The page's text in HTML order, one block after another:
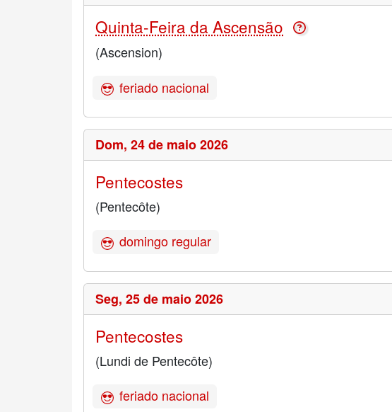
Quinta-Feira da Ascensão
(Ascension)
feriado nacional
Dom, 24 de maio 2026
Pentecostes
(Pentecôte)
domingo regular
Seg, 25 de maio 2026
Pentecostes
(Lundi de Pentecôte)
feriado nacional